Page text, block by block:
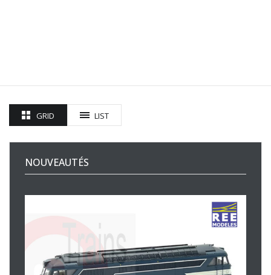
GRID LIST
NOUVEAUTÉS